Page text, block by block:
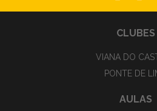
CLUBES
VIANA DO
PONTE DE
AULAS